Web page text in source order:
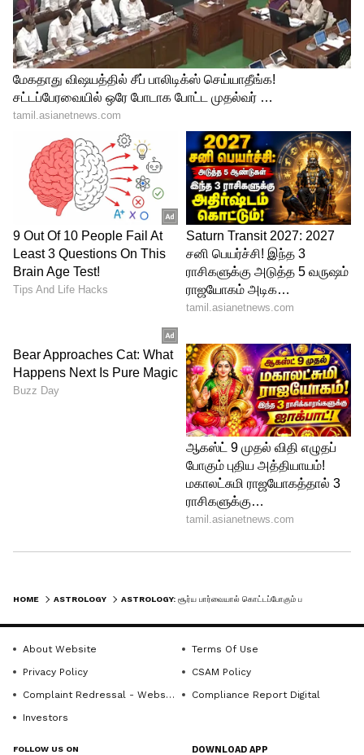
துறைகளில் உயர்வு காணலாம்.
குடும்பத்தில் சுப நிகழ்வுகள் ஏற்படும்.
பிரிந்திருந்த உறவுகள் ஒன்று சேரும். சிம்ம
ராசிக்காரர் எந்தத் துறையில் கடுமையாக
உழைத்தாலும், அந்த உழைப்பு இப்போது
பலன் தர தயாராக இருக்கிறது.
தனுசு — வெற்றியின் வழி திறக்கிறது!
செயல்படும்போது ஞானம், செல்வம்,
மரியாதை — மூன்றும் ஒரே நேரத்தில்
HOME ASTROLOGY
About Website
Terms Of Use
Privacy Policy
CSAM Policy
Complaint Redressal - Website
Compliance Report Digital
Investors
FOLLOW US ON DOWNLOAD APP